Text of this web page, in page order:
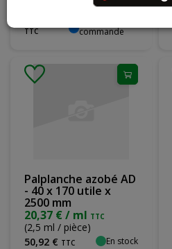
TTC commande
Palplanche azobé AD
- 40 x 170 utile x
2500 mm
20,37 € / ml TTC
(2,5 ml / pièce)
50,92 € TTC En stock